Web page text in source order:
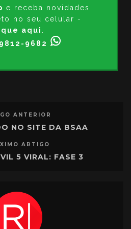
e receba novidades
no seu celular -
aqui
9682
ANTERIOR
NO SITE DA BSAA
ARTIGO
5 VIRAL: FASE 3